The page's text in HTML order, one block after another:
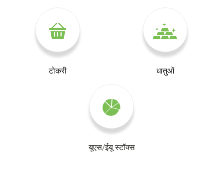
टोकरी धातुओं
यूएस/ईयू स्टॉक्स